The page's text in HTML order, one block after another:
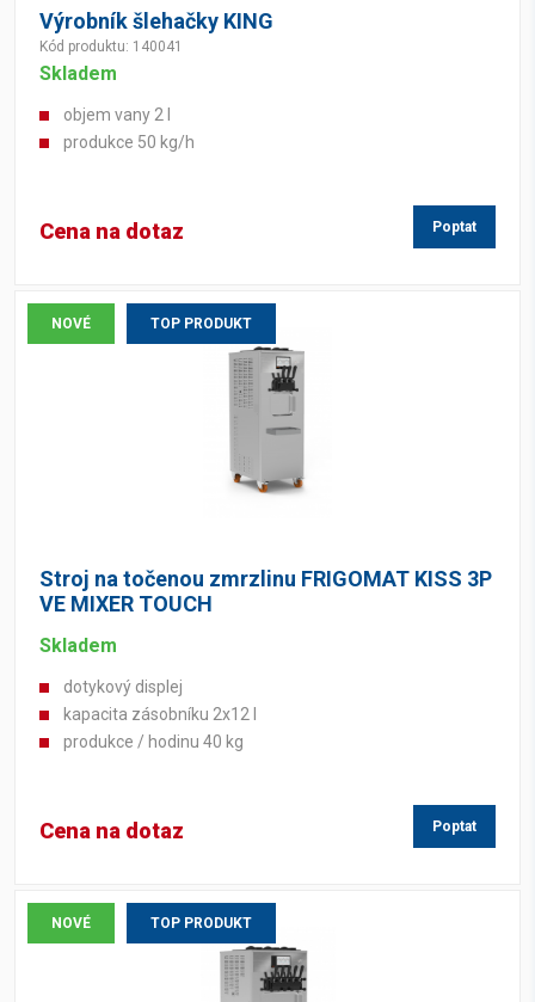
Výrobník šlehačky KING
Kód produktu: 140041
Skladem
objem vany 2 l
produkce 50 kg/h
Cena na dotaz Poptat
NOVÉ TOP PRODUKT
Stroj na točenou zmrzlinu FRIGOMAT KISS 3P
VE MIXER TOUCH
Skladem
dotykový displej
kapacita zásobníku 2x12 l
produkce / hodinu 40 kg
Cena na dotaz Poptat
NOVÉ TOP PRODUKT